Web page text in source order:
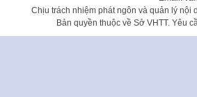
Chịu trách nhiệm phát ngôn và quản lý nội
Bản quyền thuộc về Sở VHTT. Yêu